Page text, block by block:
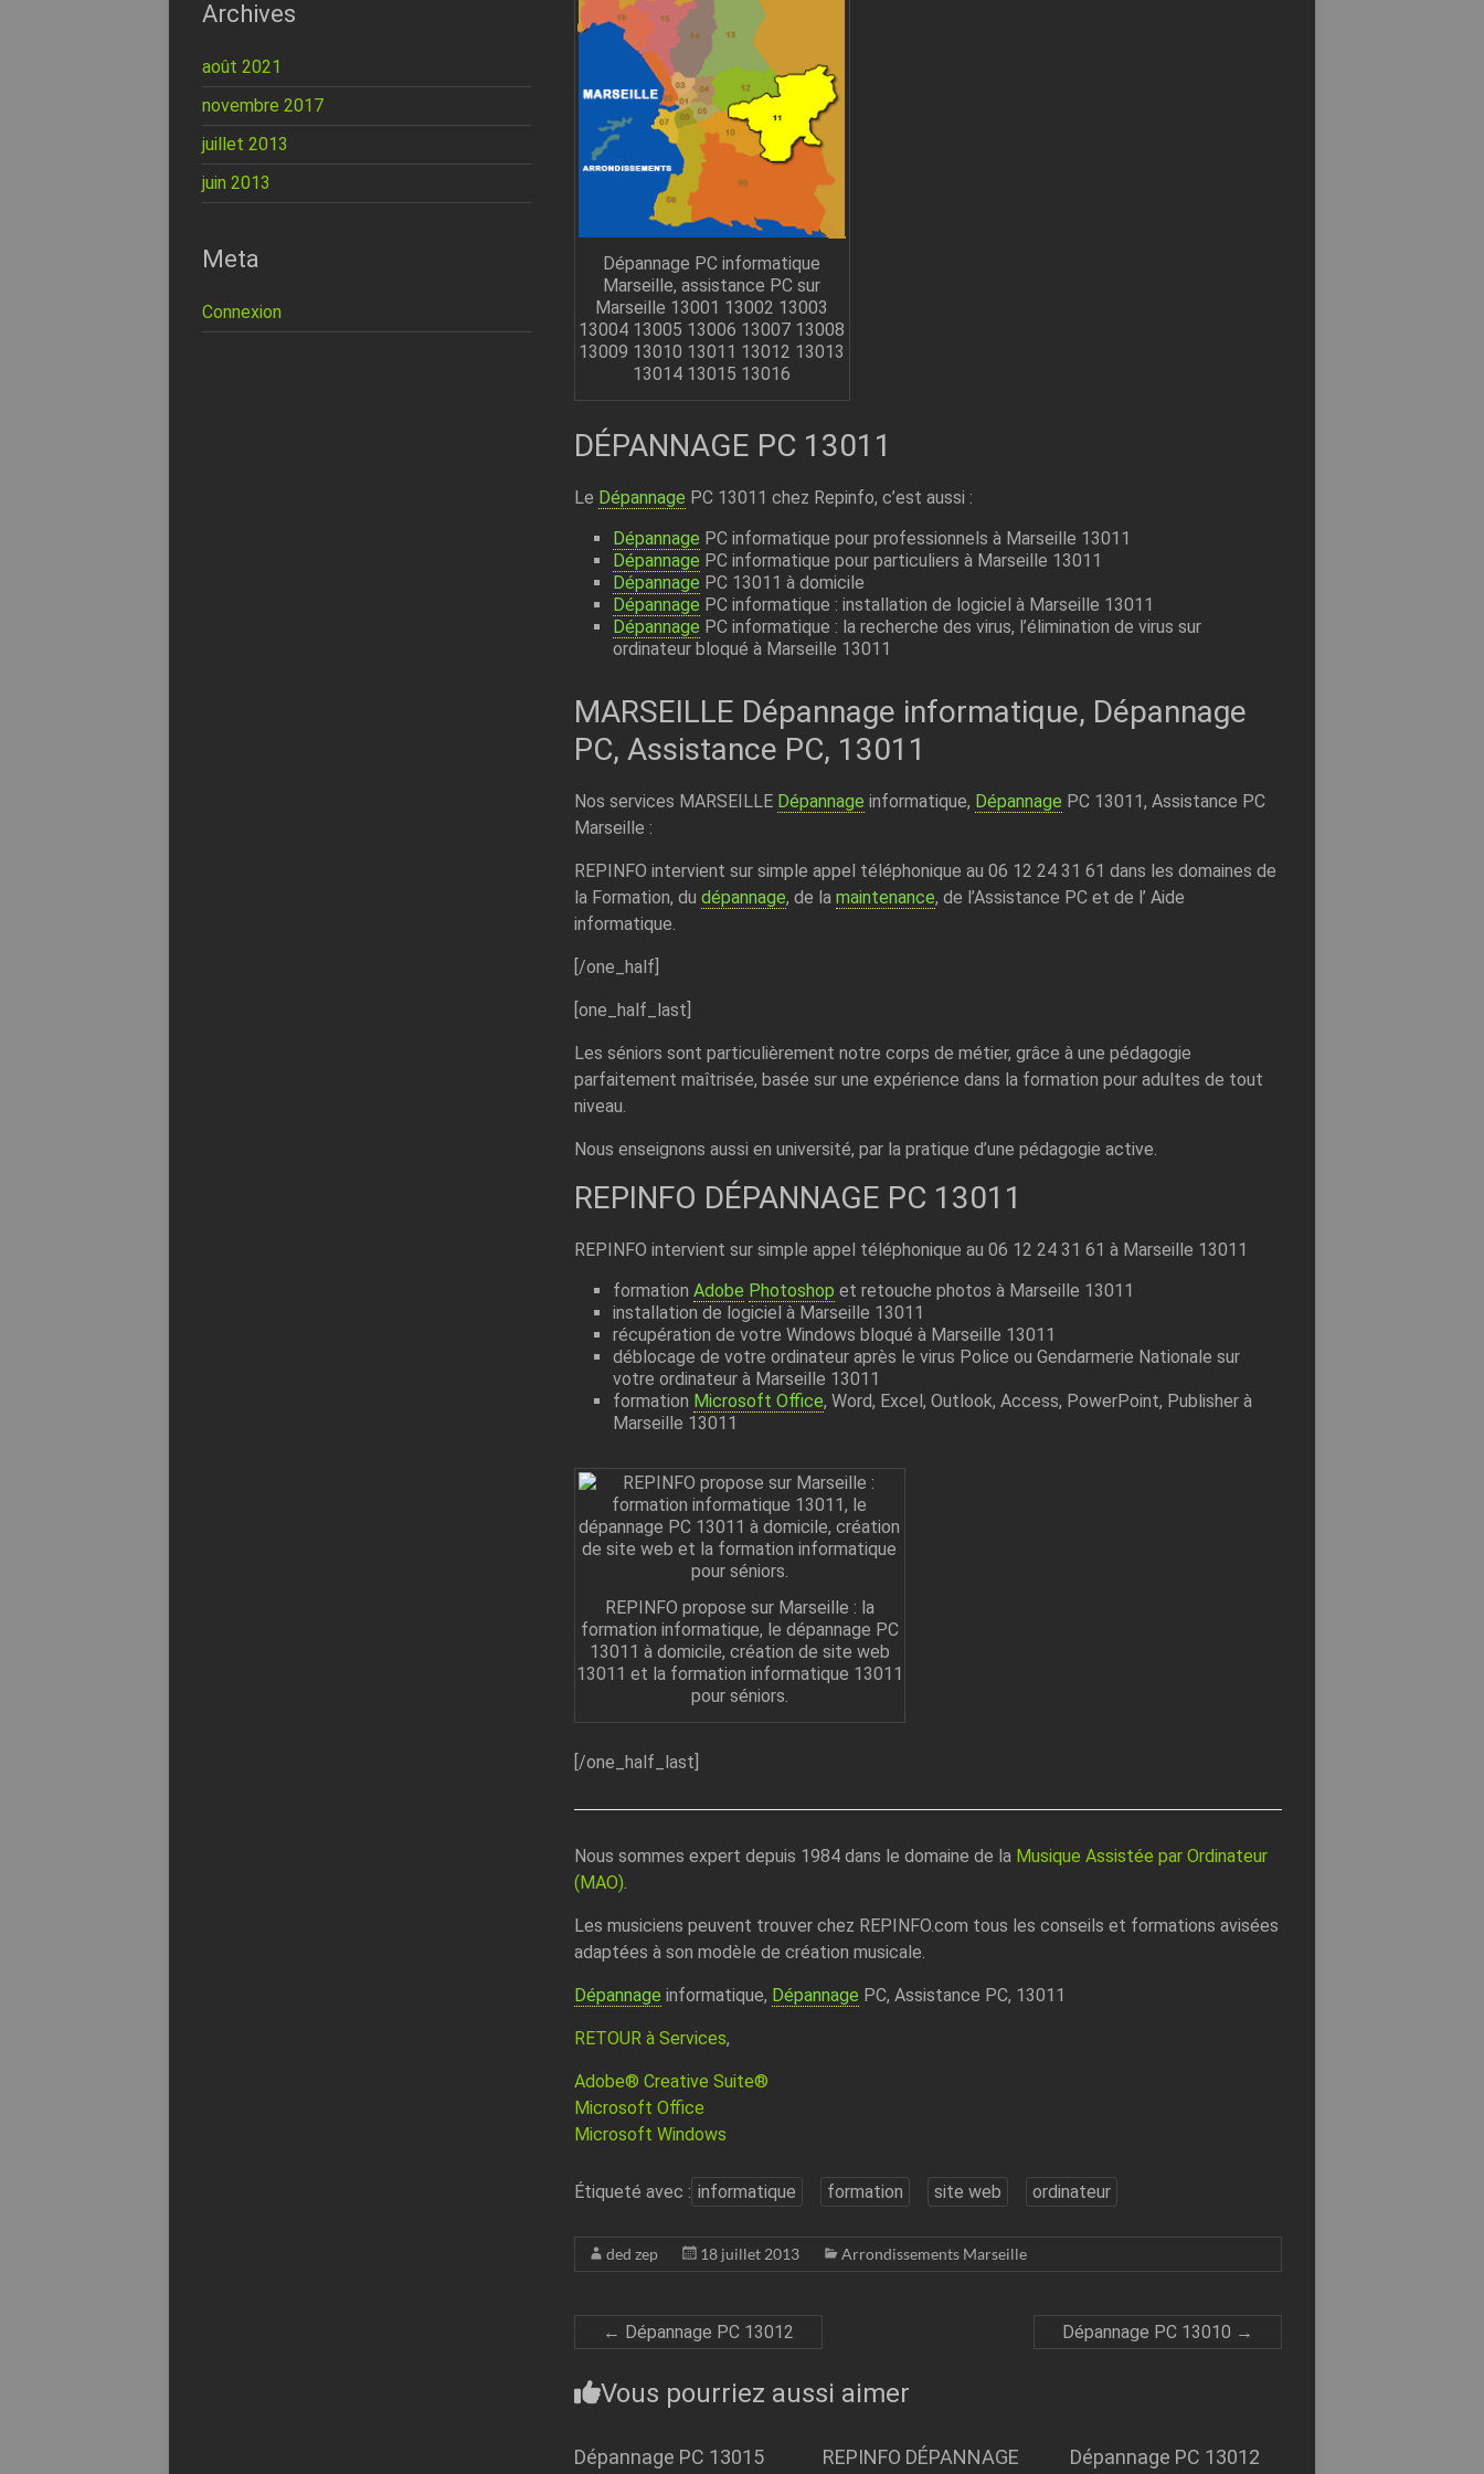
Dépannage PC informatique
Marseille, assistance PC sur
Marseille 13001 13002 13003
13004 13005 13006 13007 13008
13009 13010 13011 13012 13013
13014 13015 13016
DÉPANNAGE PC 13011
Le Dépannage PC 13011 chez Repinfo, c’est aussi :
Dépannage PC informatique pour professionnels à Marseille 13011
Dépannage PC informatique pour particuliers à Marseille 13011
Dépannage PC 13011 à domicile
Dépannage PC informatique : installation de logiciel à Marseille 13011
Dépannage PC informatique : la recherche des virus, l’élimination de virus sur
ordinateur bloqué à Marseille 13011
MARSEILLE Dépannage informatique, Dépannage
PC, Assistance PC, 13011
Nos services MARSEILLE Dépannage informatique, Dépannage PC 13011, Assistance PC
Marseille :
REPINFO intervient sur simple appel téléphonique au 06 12 24 31 61 dans les domaines de
la Formation, du dépannage, de la maintenance, de l’Assistance PC et de l’ Aide
informatique.
[/one_half]
[one_half_last]
Les séniors sont particulièrement notre corps de métier, grâce à une pédagogie
parfaitement maîtrisée, basée sur une expérience dans la formation pour adultes de tout
niveau.
Nous enseignons aussi en université, par la pratique d’une pédagogie active.
REPINFO DÉPANNAGE PC 13011
REPINFO intervient sur simple appel téléphonique au 06 12 24 31 61 à Marseille 13011
formation Adobe Photoshop et retouche photos à Marseille 13011
installation de logiciel à Marseille 13011
récupération de votre Windows bloqué à Marseille 13011
déblocage de votre ordinateur après le virus Police ou Gendarmerie Nationale sur
votre ordinateur à Marseille 13011
formation Microsoft Office, Word, Excel, Outlook, Access, PowerPoint, Publisher à
Marseille 13011
REPINFO propose sur Marseille : la
formation informatique, le dépannage PC
13011 à domicile, création de site web
13011 et la formation informatique 13011
pour séniors.
[/one_half_last]
Nous sommes expert depuis 1984 dans le domaine de la Musique Assistée par Ordinateur
(MAO).
Les musiciens peuvent trouver chez REPINFO.com tous les conseils et formations avisées
adaptées à son modèle de création musicale.
Dépannage informatique, Dépannage PC, Assistance PC, 13011
RETOUR à Services,
Adobe® Creative Suite®
Microsoft Office
Microsoft Windows
Étiqueté avec : informatique formation site web ordinateur
ded zep 18 juillet 2013 Arrondissements Marseille
← Dépannage PC 13012 Dépannage PC 13010 →
Vous pourriez aussi aimer
Dépannage PC 13015
REPINFO DÉPANNAGE
Dépannage PC 13012
Archives
août 2021
novembre 2017
juillet 2013
juin 2013
Meta
Connexion